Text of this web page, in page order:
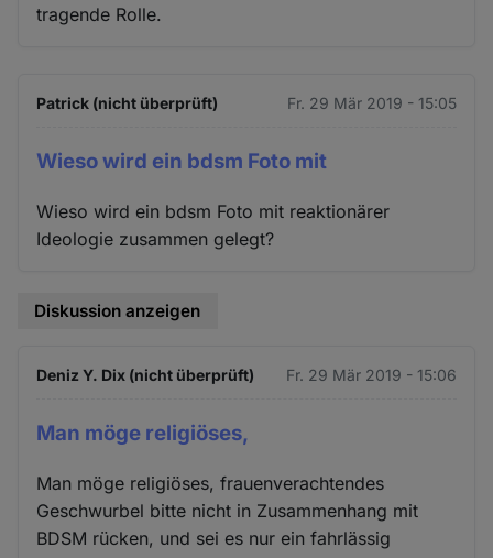
tragende Rolle.
Patrick (nicht überprüft) Fr. 29 Mär 2019 - 15:05
Wieso wird ein bdsm Foto mit
Wieso wird ein bdsm Foto mit reaktionärer
Ideologie zusammen gelegt?
Diskussion anzeigen
Deniz Y. Dix (nicht überprüft) Fr. 29 Mär 2019 - 15:06
Man möge religiöses,
Man möge religiöses, frauenverachtendes
Geschwurbel bitte nicht in Zusammenhang mit
BDSM rücken, und sei es nur ein fahrlässig